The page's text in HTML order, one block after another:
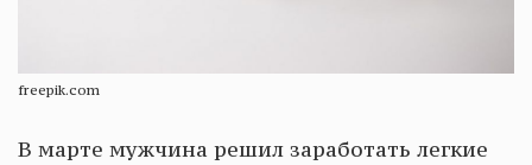
freepik.com
В марте мужчина решил заработать легкие